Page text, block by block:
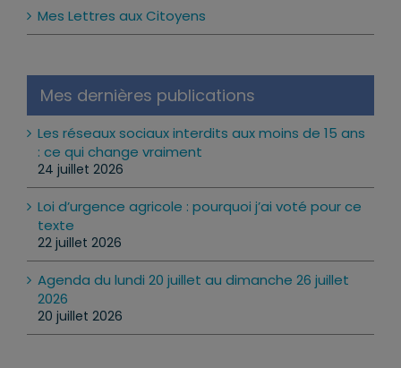
Mes Lettres aux Citoyens
Mes dernières publications
Les réseaux sociaux interdits aux moins de 15 ans
: ce qui change vraiment
24 juillet 2026
Loi d’urgence agricole : pourquoi j’ai voté pour ce
texte
22 juillet 2026
Agenda du lundi 20 juillet au dimanche 26 juillet
2026
20 juillet 2026